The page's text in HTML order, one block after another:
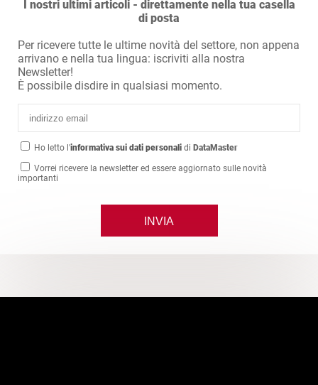
I nostri ultimi articoli - direttamente nella tua casella
di posta
Per ricevere tutte le ultime novità del settore, non appena
arrivano e nella tua lingua: iscriviti alla nostra
Newsletter!
È possibile disdire in qualsiasi momento.
Ho letto l'informativa sui dati personali di DataMaster
Vorrei ricevere la newsletter ed essere aggiornato sulle novità
importanti